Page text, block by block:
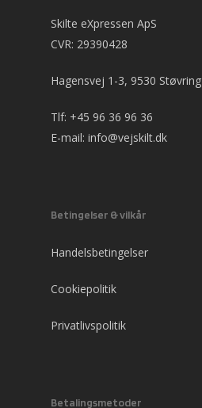
Skilte eXpressen ApS
CVR: 29390428
Hagensvej 1-3, 9530 Støvring
Tlf: +45 96 36 96 36
E-mail: info@vejskilt.dk
Betingelser & vilkår
Handelsbetingelser
Cookiepolitik
Privatlivspolitik
Betalingsmetoder